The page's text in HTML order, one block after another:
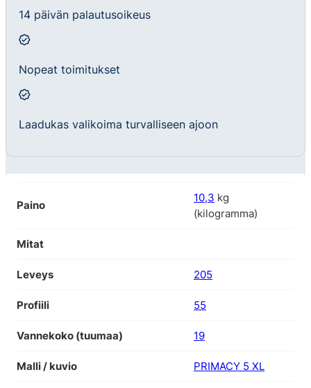
14 päivän palautusoikeus
Nopeat toimitukset
Laadukas valikoima turvalliseen ajoon
Paino
10,3 kg
(kilogramma)
Mitat
Leveys 205
Profiili 55
Vannekoko (tuumaa) 19
Malli / kuvio PRIMACY 5 XL